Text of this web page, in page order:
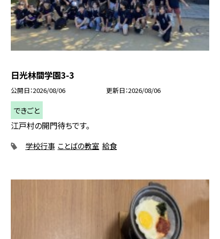
日光林間学園3-3
公開日 2026/08/06 更新日 2026/08/06
できごと
江戸村の開門待ちです。
学校行事 ことばの教室 給食